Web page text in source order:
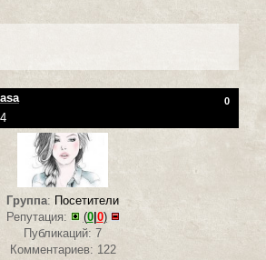
0
Группа: Посетители
Репутация:
(0|0)
Публикаций: 7
Комментариев: 122